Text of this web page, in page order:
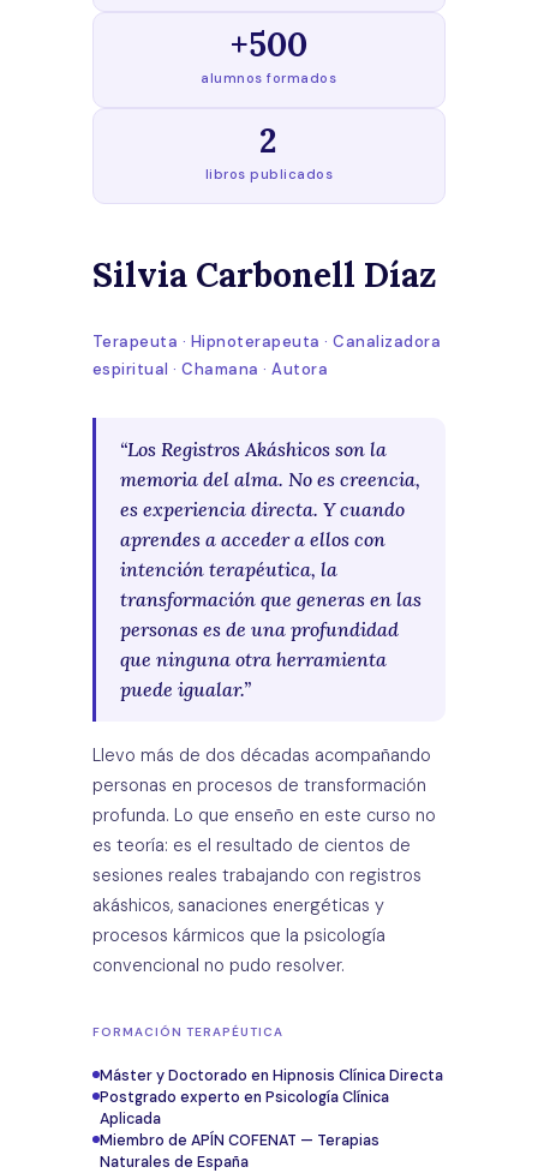
+500
alumnos formados
2
libros publicados
Silvia Carbonell Díaz
Terapeuta · Hipnoterapeuta · Canalizadora
espiritual · Chamana · Autora
“Los Registros Akáshicos son la
memoria del alma. No es creencia,
es experiencia directa. Y cuando
aprendes a acceder a ellos con
intención terapéutica, la
transformación que generas en las
personas es de una profundidad
que ninguna otra herramienta
puede igualar.”
Llevo más de dos décadas acompañando
personas en procesos de transformación
profunda. Lo que enseño en este curso no
es teoría: es el resultado de cientos de
sesiones reales trabajando con registros
akáshicos, sanaciones energéticas y
procesos kármicos que la psicología
convencional no pudo resolver.
FORMACIÓN TERAPÉUTICA
Máster y Doctorado en Hipnosis Clínica Directa
Postgrado experto en Psicología Clínica
Aplicada
Miembro de APÍN COFENAT — Terapias
Naturales de España